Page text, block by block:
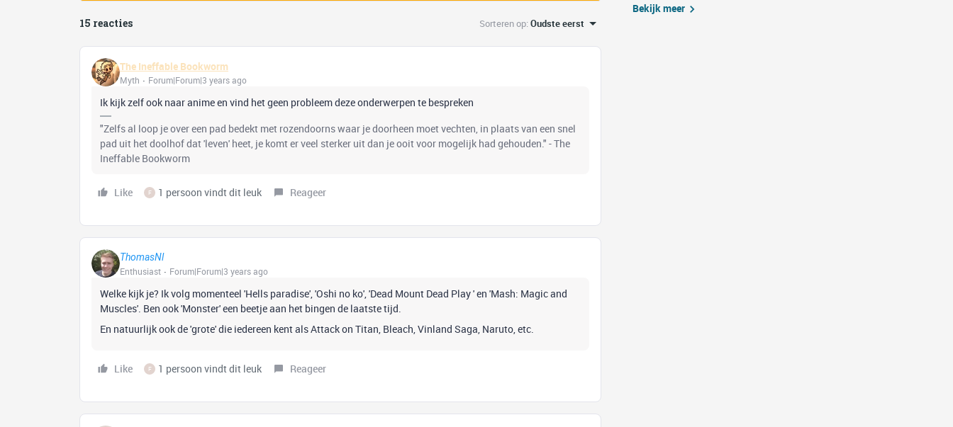
15 reacties Sorteren op:Oudste eerst
The Ineffable Bookworm
Myth Forum|Forum|3 years ago
Ik kijk zelf ook naar anime en vind het geen probleem deze onderwerpen te bespreken
"Zelfs al loop je over een pad bedekt met rozendoorns waar je doorheen moet vechten, in plaats van een snel
pad uit het doolhof dat 'leven' heet, je komt er veel sterker uit dan je ooit voor mogelijk had gehouden." - The
Ineffable Bookworm
Like F 1 persoon vindt dit leuk Reageer
ThomasNl
Enthusiast
Forum|Forum|3 years ago
Welke kijk je? Ik volg momenteel 'Hells paradise', 'Oshi no ko', 'Dead Mount Dead Play ' en 'Mash: Magic and
Muscles'. Ben ook 'Monster' een beetje aan het bingen de laatste tijd.
En natuurlijk ook de 'grote' die iedereen kent als Attack on Titan, Bleach, Vinland Saga, Naruto, etc.
Like F 1 persoon vindt dit leuk Reageer
Bekijk meer